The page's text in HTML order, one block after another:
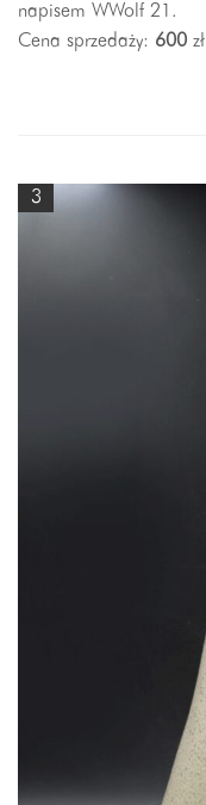
napisem WWolf 21.
Cena sprzedaży: 600 zł
3